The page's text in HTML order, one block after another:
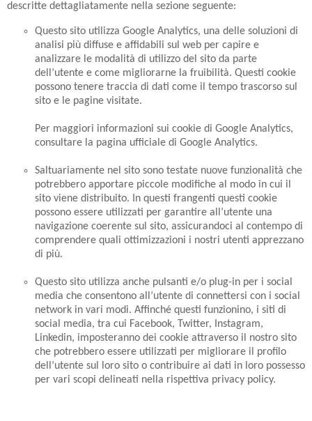
descritte dettagliatamente nella sezione seguente:
Questo sito utilizza Google Analytics, una delle soluzioni di
analisi più diffuse e affidabili sul web per capire e
analizzare le modalità di utilizzo del sito da parte
dell’utente e come migliorarne la fruibilità. Questi cookie
possono tenere traccia di dati come il tempo trascorso sul
sito e le pagine visitate.
Per maggiori informazioni sui cookie di Google Analytics,
consultare la pagina ufficiale di Google Analytics.
Saltuariamente nel sito sono testate nuove funzionalità che
potrebbero apportare piccole modifiche al modo in cui il
sito viene distribuito. In questi frangenti questi cookie
possono essere utilizzati per garantire all’utente una
navigazione coerente sul sito, assicurandoci al contempo di
comprendere quali ottimizzazioni i nostri utenti apprezzano
di più.
Questo sito utilizza anche pulsanti e/o plug-in per i social
media che consentono all’utente di connettersi con i social
network in vari modi. Affinché questi funzionino, i siti di
social media, tra cui Facebook, Twitter, Instagram,
Linkedin, imposteranno dei cookie attraverso il nostro sito
che potrebbero essere utilizzati per migliorare il profilo
dell’utente sul loro sito o contribuire ai dati in loro possesso
per vari scopi delineati nella rispettiva privacy policy.